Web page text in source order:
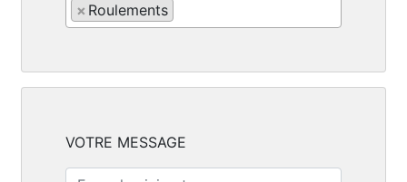
× Roulements
VOTRE MESSAGE